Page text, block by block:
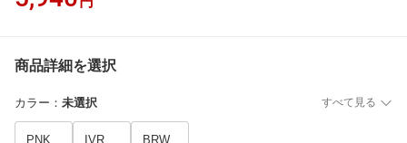
商品詳細を選択
カラー ： 未選択 すべて見る
PNK IVR BRW